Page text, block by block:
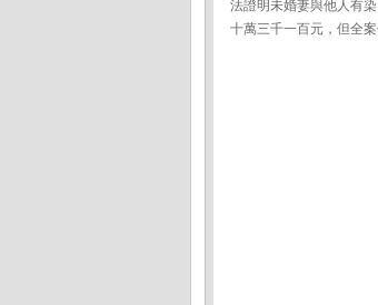
法證明未婚妻與他人有
十萬三千一百元，但全案